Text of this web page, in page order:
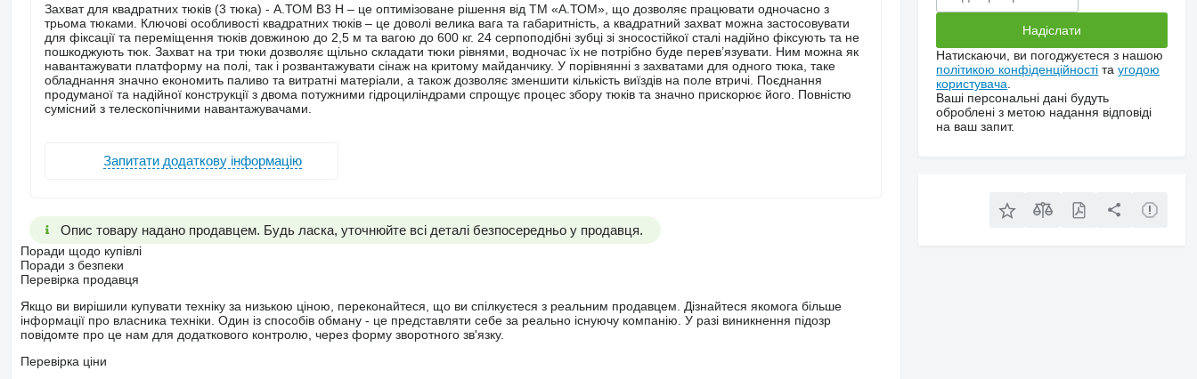
Захват для квадратних тюків (3 тюка) - А.ТОМ B3 H – це оптимізоване рішення від ТМ «А.ТОМ», що дозволяє працювати одночасно з
трьома тюками. Ключові особливості квадратних тюків – це доволі велика вага та габаритність, а квадратний захват можна застосовувати
для фіксації та переміщення тюків довжиною до 2,5 м та вагою до 600 кг. 24 серпоподібні зубці зі зносостійкої сталі надійно фіксують та не
пошкоджують тюк. Захват на три тюки дозволяє щільно складати тюки рівнями, водночас їх не потрібно буде перев’язувати. Ним можна як
навантажувати платформу на полі, так і розвантажувати сінаж на критому майданчику. У порівнянні з захватами для одного тюка, таке
обладнання значно економить паливо та витратні матеріали, а також дозволяє зменшити кількість виїздів на поле втричі. Поєднання
продуманої та надійної конструкції з двома потужними гідроциліндрами спрощує процес збору тюків та значно прискорює його. Повністю
сумісний з телескопічними навантажувачами.
Запитати додаткову інформацію
Опис товару надано продавцем. Будь ласка, уточнюйте всі деталі безпосередньо у продавця.
Поради щодо купівлі
Поради з безпеки
Перевірка продавця
Якщо ви вирішили купувати техніку за низькою ціною, переконайтеся, що ви спілкуєтеся з реальним продавцем. Дізнайтеся якомога більше
інформації про власника техніки. Один із способів обману - це представляти себе за реально існуючу компанію. У разі виникнення підозр
повідомте про це нам для додаткового контролю, через форму зворотного зв'язку.
Перевірка ціни
Натискаючи, ви погоджуєтеся з нашою
політикою конфіденційності таугодою
користувача
Ваші персональні дані будуть
оброблені з метою надання відповіді
на ваш запит.